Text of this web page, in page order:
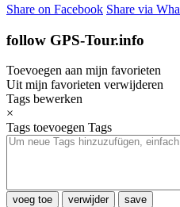
Share on Facebook Share via
follow GPS-Tour.info
Toevoegen aan mijn favorieten
Uit mijn favorieten verwijderen
Tags bewerken
×
Tags toevoegen Tags
voeg toe verwijder save